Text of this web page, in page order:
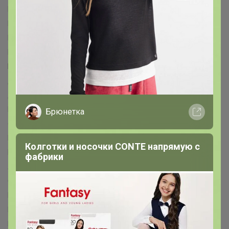
HARD LINE™
IQ-ZABIAKA™
Keep memories™
Luazon™
Magistro™ MARVEL™ Me to You™
NAZAMOK™ Автоград™
БУКВА-ЛЕНД™
Выбражулька™
Дарите Счастье™
Доброе дерево™
Доброе здоровье™
Добропаровъ™
Доляна™
Командор™
Маша и медведь™
ErichKrause™
Paw Patrol™
Hasbro™ Luazon Home™
БУКВА-ЛЕНД™
Эксмо™
Издательский дом ПИТЕР™
Эксмодетство™
БОМБОРА™
Fanzon™
Комильфо™
МОЗАИКА-СИНТЕЗ™
Брюнетка
Колготки и носочки CONTE напрямую с
фабрики